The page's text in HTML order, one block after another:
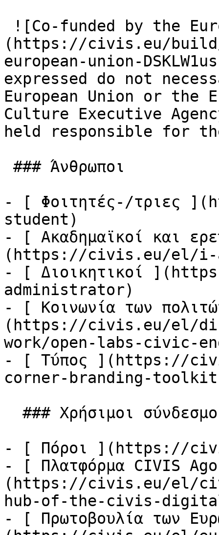
(https://civis.eu/build/
european-union-
expressed do not
European Union or the
Culture Executive
held responsible for
- [ Φοιτητές-/τριες
student)
- [ Ακαδημαϊκοί και
(https://civis.eu/el/i-
- [ Διοικητικοί
administrator)
- [ Κοινωνία των
(https://civis.eu/el/
work/open-labs-civic-
- [ Τύπος ](https://
corner-branding-
- [ Πόροι ](https://
- [ Πλατφόρμα CIVIS
(https://civis.eu/el/
hub-of-the-civis-
- [ Πρωτοβουλία των